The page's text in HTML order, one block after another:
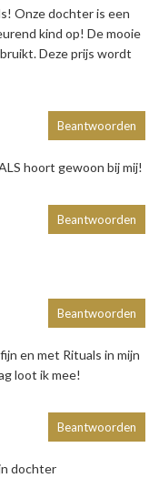
Onze dochter is een
kind op! De mooie
Deze prijs wordt
hoort gewoon bij mij!
Beantwoorden
Beantwoorden
en met Rituals in mijn
loot ik mee!
Beantwoorden
dochter
Beantwoorden